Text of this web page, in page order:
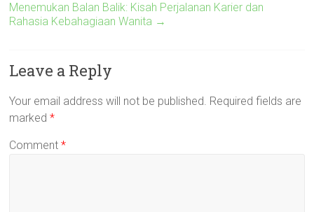
Menemukan Balan Balik: Kisah Perjalanan Karier dan
Rahasia Kebahagiaan Wanita →
Leave a Reply
Your email address will not be published. Required fields are
marked*
Comment*